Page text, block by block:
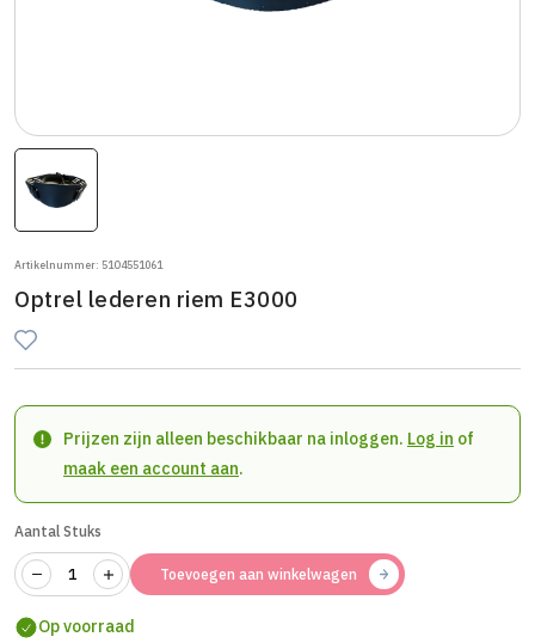
Artikelnummer: 51O4551061
Optrel lederen riem E3000
Prijzen zijn alleen beschikbaar na inloggen. Log in of
maak een account aan.
Aantal Stuks
Toevoegen aan winkelwagen
Op voorraad